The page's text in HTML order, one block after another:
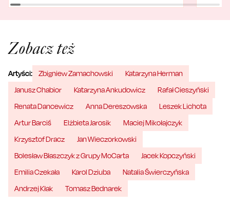
Zobacz też
Artyści: Zbigniew Zamachowski
Katarzyna Herman
Janusz Chabior
Katarzyna Ankudowicz
Rafał Cieszyński
Renata Dancewicz
Anna Dereszowska
Leszek Lichota
Artur Barciś
Elżbieta Jarosik
Maciej Mikołajczyk
Krzysztof Dracz
Jan Wieczorkowski
Bolesław Błaszczyk z Grupy MoCarta
Jacek Kopczyński
Emilia Czekała
Karol Dziuba
Natalia Świerczyńska
Andrzej Kłak
Tomasz Bednarek